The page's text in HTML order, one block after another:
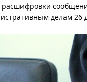
делам 26